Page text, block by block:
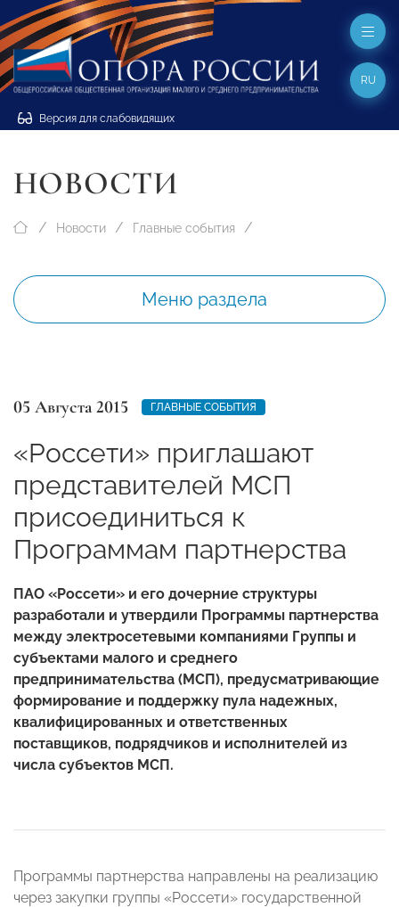
Версия для слабовидящих
RU
НОВОСТИ
Новости Главные события
Меню раздела
05 Августа 2015 ГЛАВНЫЕ СОБЫТИЯ
«Россети» приглашают
представителей МСП
присоединиться к
Программам партнерства
ПАО «Россети» и его дочерние структуры
разработали и утвердили Программы партнерства
между электросетевыми компаниями Группы и
субъектами малого и среднего
предпринимательства (МСП), предусматривающие
формирование и поддержку пула надежных,
квалифицированных и ответственных
поставщиков, подрядчиков и исполнителей из
числа субъектов МСП.
Программы партнерства направлены на реализацию
через закупки группы «Россети» государственной